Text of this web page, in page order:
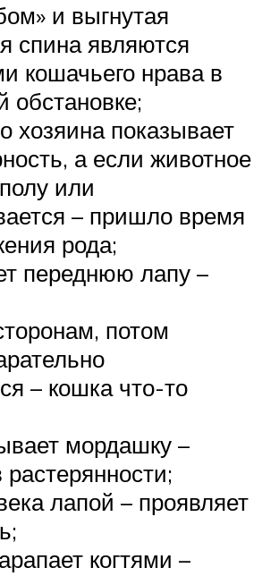
и выгнутая
спина являются
кошачьего нрава в
обстановке;
хозяина показывает
а если животное
или
– пришло время
рода;
переднюю лапу –
потом
– кошка что-то
мордашку –
лапой – проявляет
когтями –